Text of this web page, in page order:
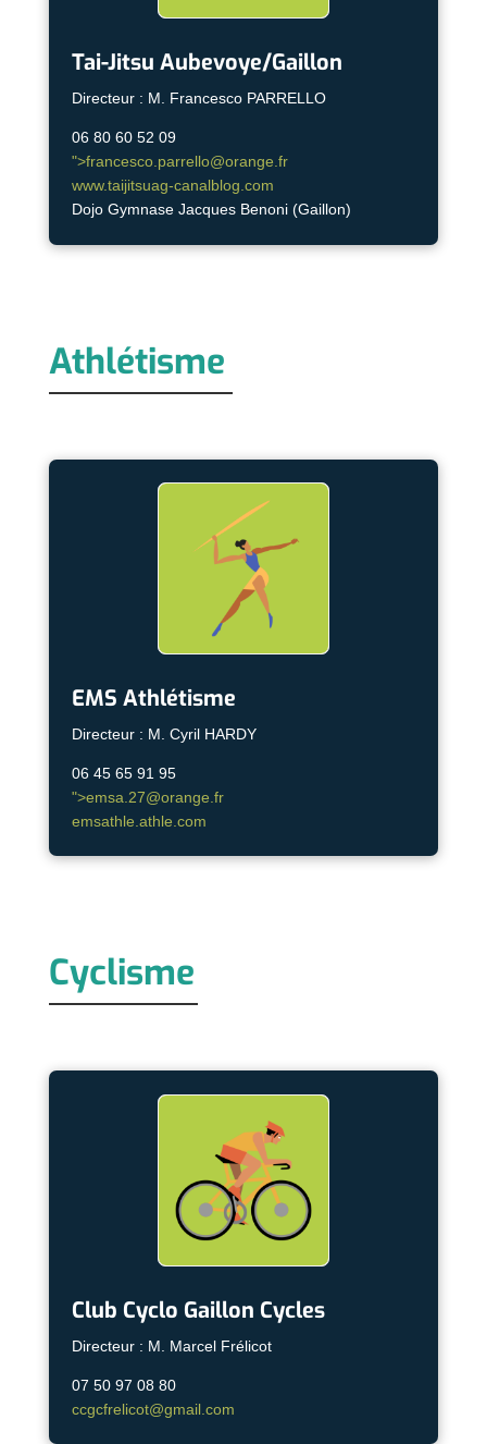
Tai-Jitsu Aubevoye/Gaillon
Directeur : M. Francesco PARRELLO
06 80 60 52 09
">francesco.parrello@orange.fr
www.taijitsuag-canalblog.com
Dojo Gymnase Jacques Benoni (Gaillon)
Athlétisme
EMS Athlétisme
Directeur : M. Cyril HARDY
06 45 65 91 95
">emsa.27@orange.fr
emsathle.athle.com
Cyclisme
Club Cyclo Gaillon Cycles
Directeur : M. Marcel Frélicot
07 50 97 08 80
ccgcfrelicot@gmail.com